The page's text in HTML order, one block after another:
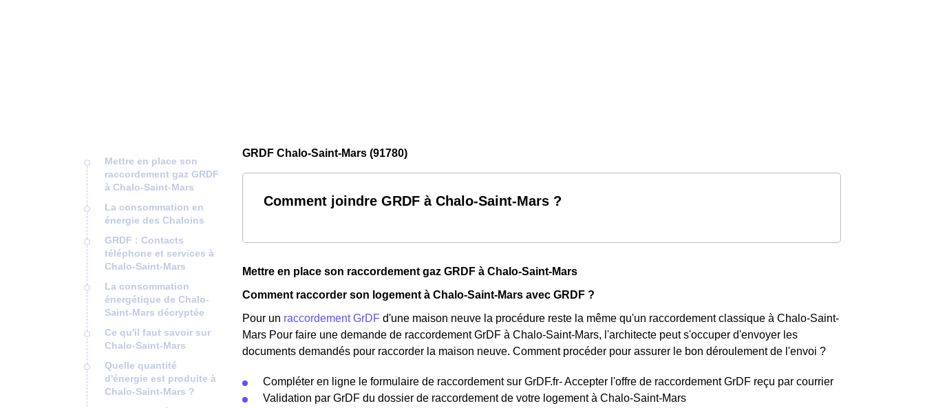
Mettre en place son
raccordement gaz GRDF
à Chalo-Saint-Mars
La consommation en
énergie des Chaloins
GRDF : Contacts
téléphone et services à
Chalo-Saint-Mars
La consommation
énergétique de Chalo-
Saint-Mars décryptée
Ce qu'il faut savoir sur
Chalo-Saint-Mars
Quelle quantité
d'énergie est produite à
Chalo-Saint-Mars ?
GRDF Chalo-Saint-Mars (91780)
Comment joindre GRDF à Chalo-Saint-Mars ?
Mettre en place son raccordement gaz GRDF à Chalo-Saint-Mars
Comment raccorder son logement à Chalo-Saint-Mars avec GRDF ?
Pour un raccordement GrDF d'une maison neuve la procédure reste la même qu'un raccordement classique à Chalo-Saint-
Mars Pour faire une demande de raccordement GrDF à Chalo-Saint-Mars, l'architecte peut s'occuper d'envoyer les
documents demandés pour raccorder la maison neuve. Comment procéder pour assurer le bon déroulement de l'envoi ?
Compléter en ligne le formulaire de raccordement sur GrDF.fr- Accepter l'offre de raccordement GrDF reçu par courrier
Validation par GrDF du dossier de raccordement de votre logement à Chalo-Saint-Mars